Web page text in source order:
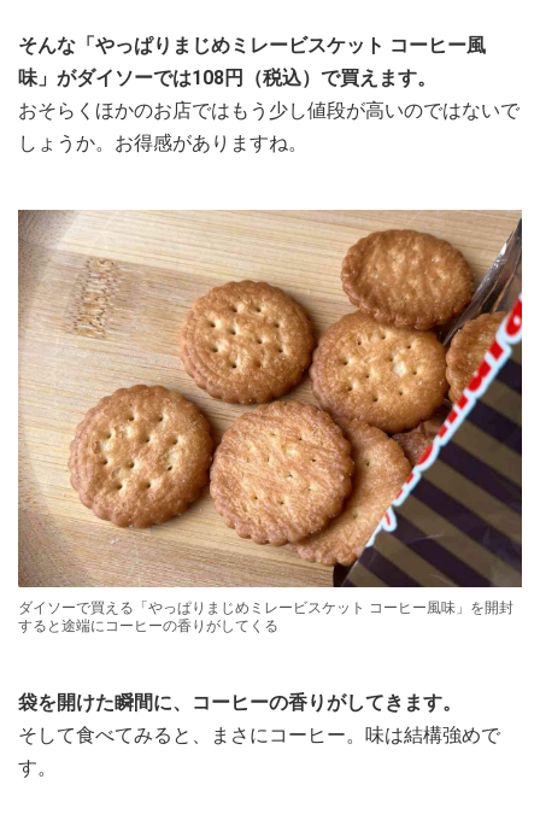
そんな「やっぱりまじめミレービスケット コーヒー風
味」がダイソーでは108円（税込）で買えます。
おそらくほかのお店ではもう少し値段が高いのではないで
しょうか。お得感がありますね。
ダイソーで買える「やっぱりまじめミレービスケット コーヒー風味」を開封
すると途端にコーヒーの香りがしてくる
袋を開けた瞬間に、コーヒーの香りがしてきます。
そして食べてみると、まさにコーヒー。味は結構強めで
す。